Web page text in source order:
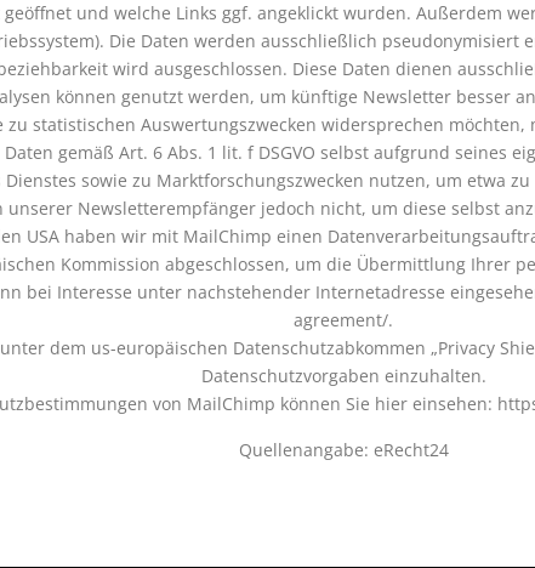
und welche Links ggf. angeklickt wurden. Außerdem
Die Daten werden ausschließlich
wird ausgeschlossen. Diese Daten dienen
können genutzt werden, um künftige Newsletter besser
zu statistischen Auswertungszwecken widersprechen
gemäß Art. 6 Abs. 1 lit. f DSGVO selbst aufgrund seines
sowie zu Marktforschungszwecken nutzen, um etwa
Newsletterempfänger jedoch nicht, um diese selbst
USA haben wir mit MailChimp einen
Kommission abgeschlossen, um die Übermittlung Ihrer
bei Interesse unter nachstehender Internetadresse
agreement/.
dem us-europäischen Datenschutzabkommen „Privacy
Datenschutzvorgaben einzuhalten.
von MailChimp können Sie hier einsehen:
Quellenangabe: eRecht24